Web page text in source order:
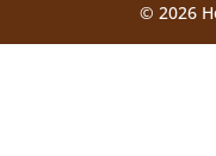
© 2026